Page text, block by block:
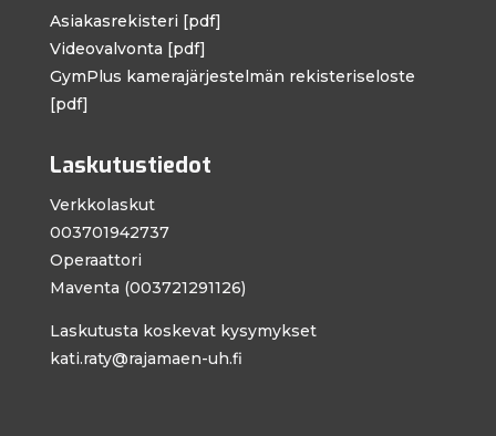
Asiakasrekisteri [pdf]
Videovalvonta [pdf]
GymPlus kamera­järjestelmän rekisteri­seloste
[pdf]
Laskutustiedot
Verkkolaskut
003701942737
Operaattori
Maventa (003721291126)
Laskutusta koskevat kysymykset
kati.raty@rajamaen-uh.fi